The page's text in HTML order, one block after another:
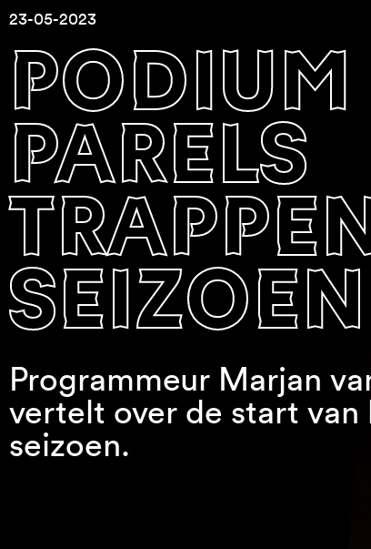
podium
parels
Programmeur Marjan
vertelt over de start van
seizoen.
23-05-2023